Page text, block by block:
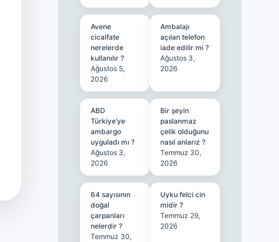
Avene
cicalfate
nerelerde
kullanılır ?
Ağustos 5,
2026
Ambalajı
açılan telefon
iade edilir mi ?
Ağustos 3,
2026
ABD
Türkiye’ye
ambargo
uyguladı mı ?
Ağustos 3,
2026
Bir şeyin
paslanmaz
çelik olduğunu
nasıl anlarız ?
Temmuz 30,
2026
64 sayısının
doğal
çarpanları
nelerdir ?
Temmuz 30,
Uyku felci cin
midir ?
Temmuz 29,
2026